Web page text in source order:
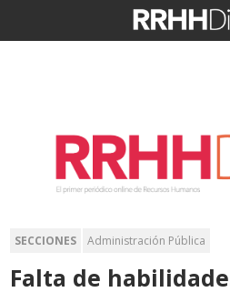
SECCIONES Administración Pública
Falta de